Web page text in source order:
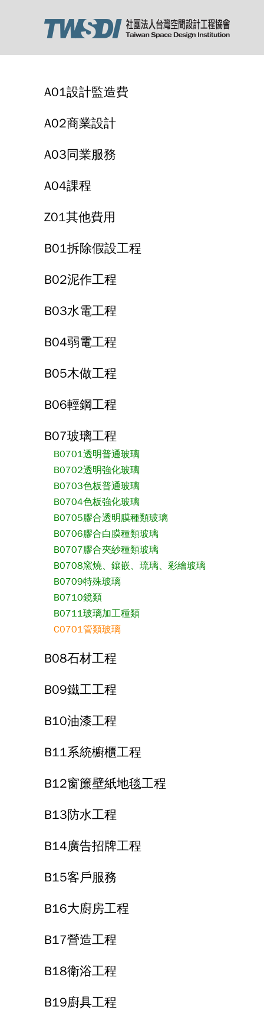
A01設計監造費
A02商業設計
A03同業服務
A04課程
Z01其他費用
B01拆除假設工程
B02泥作工程
B03水電工程
B04弱電工程
B05木做工程
B06輕鋼工程
B07玻璃工程
B0701透明普通玻璃
B0702透明強化玻璃
B0703色板普通玻璃
B0704色板強化玻璃
B0705膠合透明膜種類玻璃
B0706膠合白膜種類玻璃
B0707膠合夾紗種類玻璃
B0708窯燒、鑲嵌、琉璃、彩繪玻璃
B0709特殊玻璃
B0710鏡類
B0711玻璃加工種類
C0701管類玻璃
B08石材工程
B09鐵工工程
B10油漆工程
B11系統櫥櫃工程
B12窗簾壁紙地毯工程
B13防水工程
B14廣告招牌工程
B15客戶服務
B16大廚房工程
B17營造工程
B18衛浴工程
B19廚具工程